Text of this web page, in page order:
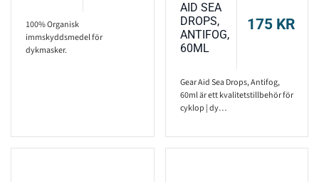
100% Organisk
immskyddsmedel för
dykmasker.
AID SEA
DROPS,
ANTIFOG,
60ML
175 KR
Gear Aid Sea Drops, Antifog,
60ml är ett kvalitetstillbehör för
cyklop | dy…